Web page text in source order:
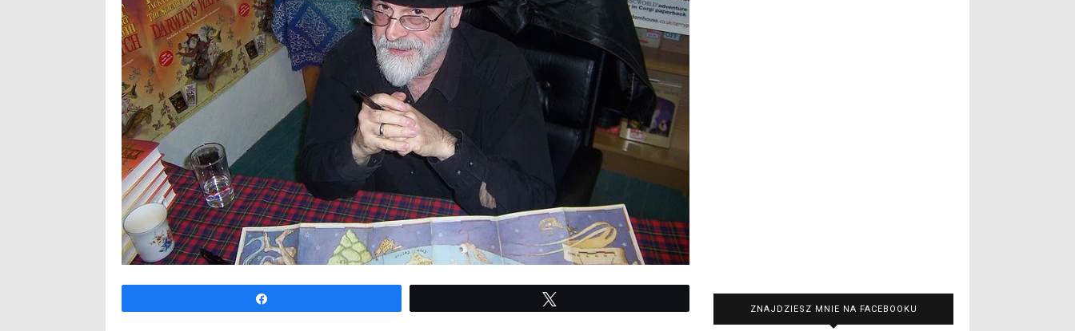
ZNAJDZIESZ MNIE NA FACEBOOKU